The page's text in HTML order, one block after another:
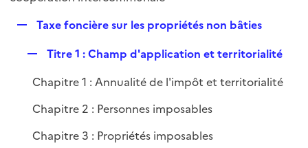
r
p
e
Taxe foncière sur les propriétés non bâties
p
l
e
Titre 1 : Champ d'application et territorialité
Chapitre 1 : Annualité de l'impôt et territorialité
Chapitre 2 : Personnes imposables
Chapitre 3 : Propriétés imposables